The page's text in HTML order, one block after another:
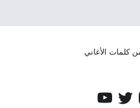
كلمات الأغاني